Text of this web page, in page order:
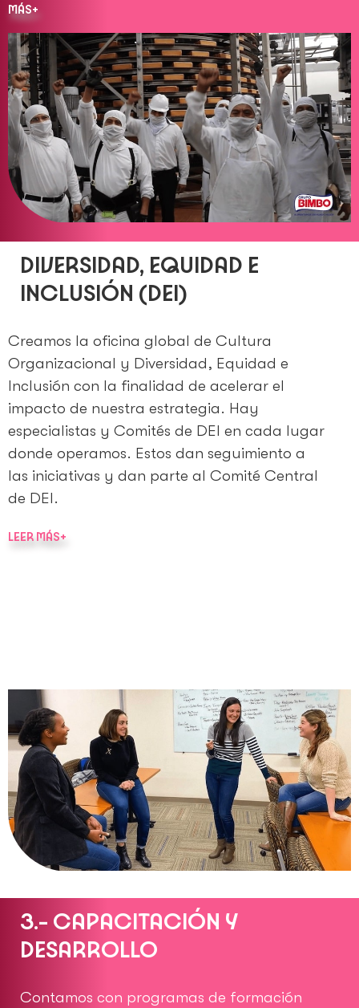
MÁS+
DIVERSIDAD, EQUIDAD E
INCLUSIÓN (DEI)
Creamos la oficina global de Cultura
Organizacional y Diversidad, Equidad e
Inclusión con la finalidad de acelerar el
impacto de nuestra estrategia. Hay
especialistas y Comités de DEI en cada lugar
donde operamos. Estos dan seguimiento a
las iniciativas y dan parte al Comité Central
de DEI.
LEER MÁS+
3.- CAPACITACIÓN Y
DESARROLLO
Contamos con programas de formación